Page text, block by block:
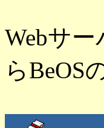
Webサ
らBeOS